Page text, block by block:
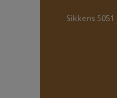
Sikkens 5051